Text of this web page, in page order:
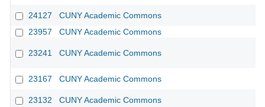
24127 CUNY Academic Commons
23957
CUNY Academic Commons
23241 CUNY Academic Commons
23167 CUNY Academic Commons
23132 CUNY Academic Commons